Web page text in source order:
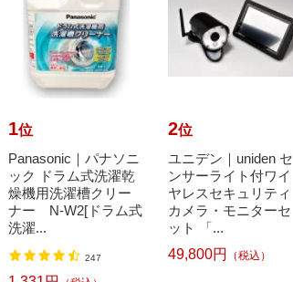
1位
Panasonic｜パナソニ
ック ドラム式洗濯乾
燥機用洗濯槽クリー
ナー N-W2[ドラム式
洗濯...
247
2位
ユニデン｜uniden セ
ンサーライト付ワイ
ヤレスセキュリティ
カメラ・モニターセ
ット 「...
49,800円
（税込）